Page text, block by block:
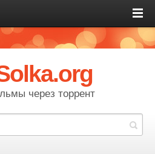
через торрент